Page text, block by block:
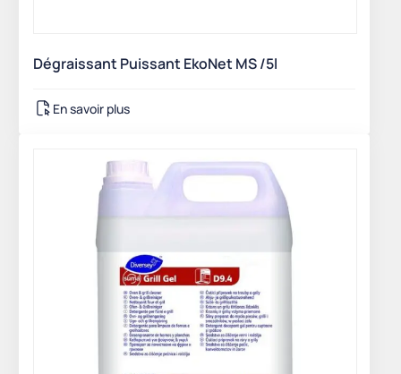
Dégraissant Puissant EkoNet MS /5l
En savoir plus